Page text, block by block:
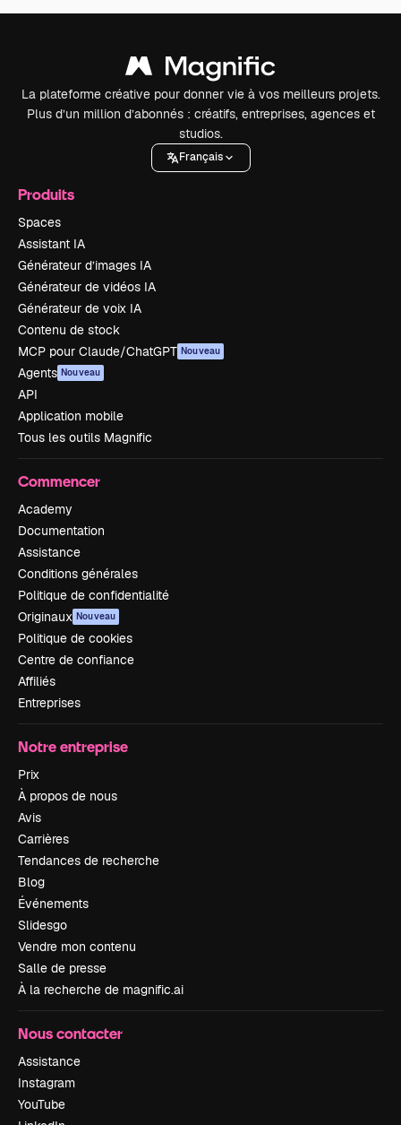
La plateforme créative pour donner vie à vos meilleurs projets.
Plus d’un million d’abonnés : créatifs, entreprises, agences et
studios.
Français
Produits
Spaces
Assistant IA
Générateur d’images IA
Générateur de vidéos IA
Générateur de voix IA
Contenu de stock
MCP pour Claude/ChatGPT Nouveau
Agents Nouveau
API
Application mobile
Tous les outils Magnific
Commencer
Academy
Documentation
Assistance
Conditions générales
Politique de confidentialité
Originaux Nouveau
Politique de cookies
Centre de confiance
Affiliés
Entreprises
Notre entreprise
Prix
À propos de nous
Avis
Carrières
Tendances de recherche
Blog
Événements
Slidesgo
Vendre mon contenu
Salle de presse
À la recherche de magnific.ai
Nous contacter
Assistance
Instagram
YouTube